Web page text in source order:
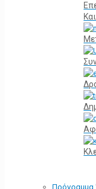
Πρόγραμμα